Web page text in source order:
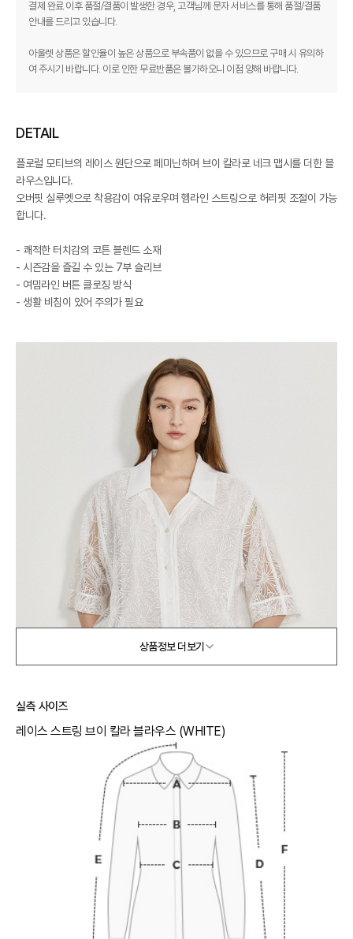
결제 완료 이후 품절/결품이 발생한 경우, 고객님께 문자 서비스를 통해 품절/결품
안내를 드리고 있습니다.
아울렛 상품은 할인율이 높은 상품으로 부속품이 없을 수 있으므로 구매 시 유의하
여 주시기 바랍니다. 이로 인한 무료반품은 불가하오니 이점 양해 바랍니다.
DETAIL
플로럴 모티브의 레이스 원단으로 페미닌하며 브이 칼라로 네크 맵시를 더한 블
라우스입니다.
오버핏 실루엣으로 착용감이 여유로우며 헴라인 스트링으로 허리핏 조절이 가능
합니다.
- 쾌적한 터치감의 코튼 블렌드 소재
- 시즌감을 즐길 수 있는 7부 슬리브
- 여밈라인 버튼 클로징 방식
- 생활 비침이 있어 주의가 필요
상품정보 더보기
실측 사이즈
레이스 스트링 브이 칼라 블라우스 (WHITE)